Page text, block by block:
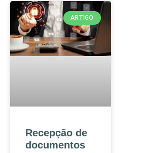
ARTIGO
Recepção de
documentos